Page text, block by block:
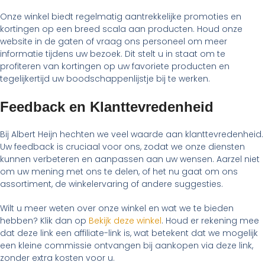
Onze winkel biedt regelmatig aantrekkelijke promoties en
kortingen op een breed scala aan producten. Houd onze
website in de gaten of vraag ons personeel om meer
informatie tijdens uw bezoek. Dit stelt u in staat om te
profiteren van kortingen op uw favoriete producten en
tegelijkertijd uw boodschappenlijstje bij te werken.
Feedback en Klanttevredenheid
Bij Albert Heijn hechten we veel waarde aan klanttevredenheid.
Uw feedback is cruciaal voor ons, zodat we onze diensten
kunnen verbeteren en aanpassen aan uw wensen. Aarzel niet
om uw mening met ons te delen, of het nu gaat om ons
assortiment, de winkelervaring of andere suggesties.
Wilt u meer weten over onze winkel en wat we te bieden
hebben? Klik dan op Bekijk deze winkel. Houd er rekening mee
dat deze link een affiliate-link is, wat betekent dat we mogelijk
een kleine commissie ontvangen bij aankopen via deze link,
zonder extra kosten voor u.